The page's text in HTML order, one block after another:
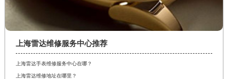
上海雷达维修服务中心推荐
上海雷达手表维修服务中心在哪？
上海雷达维修地址在哪里？